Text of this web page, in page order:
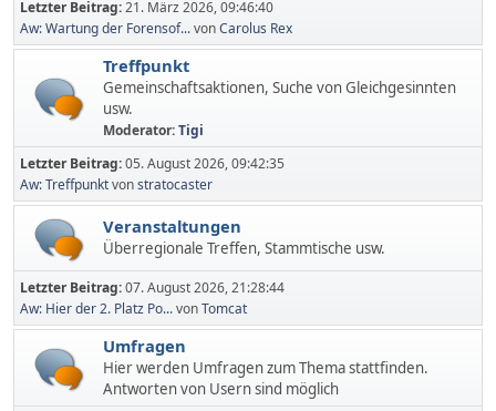
Letzter Beitrag:21. März 2026, 09:46:40
Aw: Wartung der Forensof...vonCarolus Rex
Treffpunkt
Gemeinschaftsaktionen, Suche von Gleichgesinnten
usw.
Moderator:Tigi
Letzter Beitrag:05. August 2026, 09:42:35
Aw: Treffpunktvonstratocaster
Veranstaltungen
Überregionale Treffen, Stammtische usw.
Letzter Beitrag:07. August 2026, 21:28:44
Aw: Hier der 2. Platz Po...vonTomcat
Umfragen
Hier werden Umfragen zum Thema stattfinden.
Antworten von Usern sind möglich